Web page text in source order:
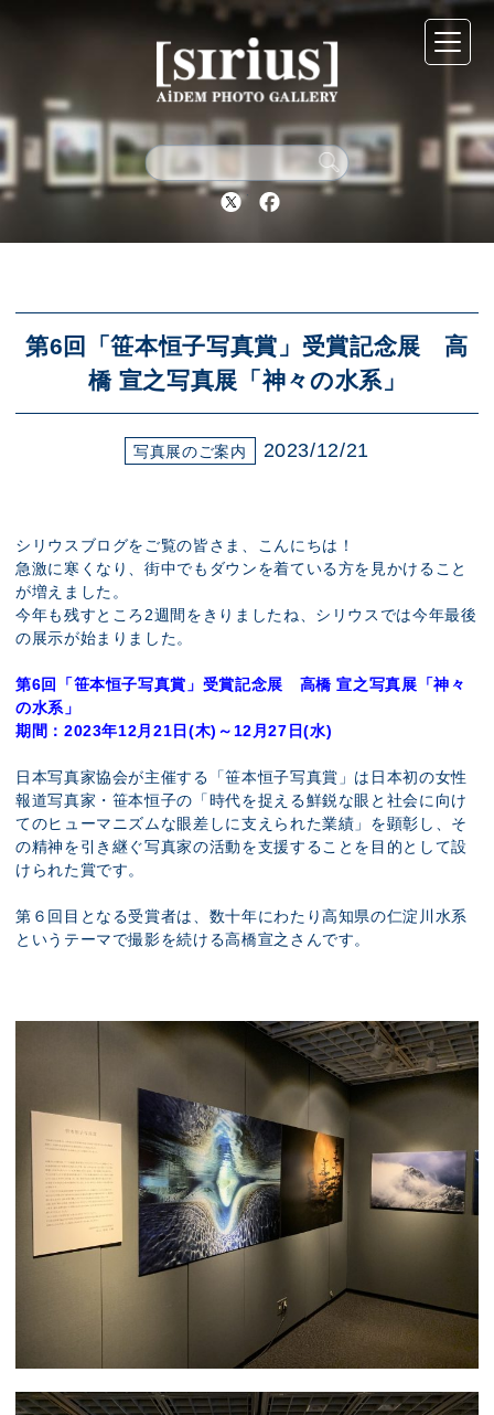
Twitter Facebook
第6回「笹本恒子写真賞」受賞記念展 高
橋 宣之写真展「神々の水系」
写真展のご案内 2023/12/21
シリウスブログをご覧の皆さま、こんにちは！
急激に寒くなり、街中でもダウンを着ている方を見かけること
が増えました。
今年も残すところ2週間をきりましたね、シリウスでは今年最後
の展示が始まりました。
第6回「笹本恒子写真賞」受賞記念展 高橋 宣之写真展「神々
の水系」
期間：2023年12月21日(木)～12月27日(水)
日本写真家協会が主催する「笹本恒子写真賞」は日本初の女性
報道写真家・笹本恒子の「時代を捉える鮮鋭な眼と社会に向け
てのヒューマニズムな眼差しに支えられた業績」を顕彰し、そ
の精神を引き継ぐ写真家の活動を支援することを目的として設
けられた賞です。
第６回目となる受賞者は、数十年にわたり高知県の仁淀川水系
というテーマで撮影を続ける高橋宣之さんです。
シリウスについて
展示スケジュール
アクセス
ブログ